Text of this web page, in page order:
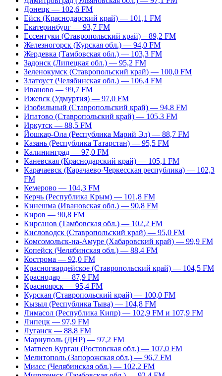
Донецк — 102,6 FM
Ейск (Краснодарский край) — 101,1 FM
Екатеринбург — 93,7 FM
Ессентуки (Ставропольский край) – 89,2 FM
Железногорск (Курская обл.) — 94,0 FM
Жердевка (Тамбовская обл.) — 103,3 FM
Задонск (Липецкая обл.) — 95,2 FM
Зеленокумск (Ставропольский край) — 100,0 FM
Златоуст (Челябинская обл.) — 106,4 FM
Иваново — 99,7 FM
Ижевск (Удмуртия) — 97,0 FM
Изобильный (Ставропольский край) — 94,8 FM
Ипатово (Ставропольский край) — 105,3 FM
Иркутск — 88,5 FM
Йошкар-Ола (Республика Марий Эл) — 88,7 FM
Казань (Республика Татарстан) — 95,5 FM
Калининград — 97,0 FM
Каневская (Краснодарский край) — 105,1 FM
Карачаевск (Карачаево-Черкесская республика) — 102,3
FM
Кемерово — 104,3 FM
Керчь (Республика Крым) — 101,8 FM
Кинешма (Ивановская обл.) — 90,8 FM
Киров — 90,8 FM
Кирсанов (Тамбовская обл.) — 102,2 FM
Кисловодск (Ставропольский край) — 95,0 FM
Комсомольск-на-Амуре (Хабаровский край) — 99,9 FM
Копейск (Челябинская обл.) — 88,4 FM
Кострома — 92,0 FM
Красногвардейское (Ставропольский край) — 104,5 FM
Краснодар — 87,9 FM
Красноярск — 95,4 FM
Курская (Ставропольский край) — 100,0 FM
Кызыл (Республика Тыва) — 104,8 FM
Лимасол (Республика Кипр) — 102,9 FM и 107,9 FM
Липецк — 97,9 FM
Луганск — 88,8 FM
Мариуполь (ДНР) — 97,2 FM
Матвеев Курган (Ростовская обл.) — 107,0 FM
Мелитополь (Запорожская обл.) — 96,7 FM
Миасс (Челябинская обл.) — 102,2 FM